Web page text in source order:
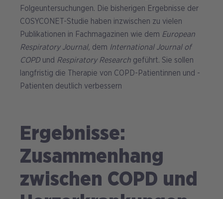
Folgeuntersuchungen. Die bisherigen Ergebnisse der
COSYCONET-Studie haben inzwischen zu vielen
Publikationen in Fachmagazinen wie dem European
Respiratory Journal, dem International Journal of
COPD und Respiratory Research geführt. Sie sollen
langfristig die Therapie von COPD-Patientinnen und -
Patienten deutlich verbessern
Ergebnisse:
Zusammenhang
zwischen COPD und